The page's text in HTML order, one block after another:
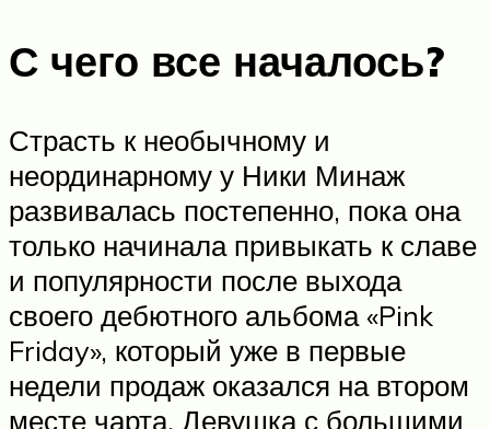
С чего все началось?
Страсть к необычному и
неординарному у Ники Минаж
развивалась постепенно, пока она
только начинала привыкать к славе
и популярности после выхода
своего дебютного альбома «Pink
Friday», который уже в первые
недели продаж оказался на втором
месте чарта. Девушка с большими